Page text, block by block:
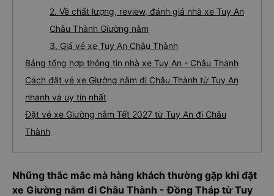
2. Về chất lượng, review, đánh giá nhà xe Tuy An
Châu Thành Giường nằm
3. Giá vé xe Tuy An Châu Thành
Bảng tổng hợp thông tin nhà xe Tuy An - Châu Thành
Cách đặt vé xe Giường nằm đi Châu Thành từ Tuy An
nhanh và uy tín nhất
Đặt vé xe Giường nằm Tết 2027 từ Tuy An đi Châu
Thành
Những thắc mắc mà hàng khách thường gặp khi đặt
xe Giường nằm đi Châu Thành - Đồng Tháp từ Tuy